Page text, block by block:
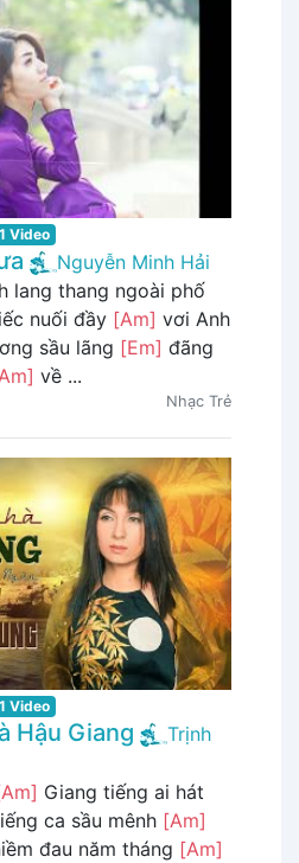
1 Video
Nguyễn Minh Hải
lang thang ngoài phố
nuối đầy [Am] vơi Anh
sầu lãng [Em] đãng
về ...
Nhạc Trẻ
1 Video
Hậu Giang
Trịnh
Giang tiếng ai hát
ca sầu mênh [Am]
đau năm tháng [Am]